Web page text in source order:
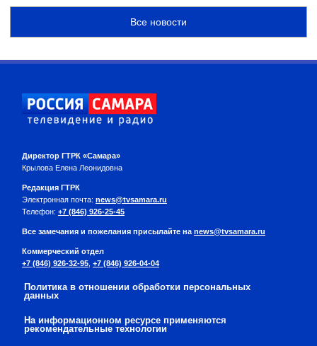
Все новости
Директор ГТРК «Самара»
Крылова Елена Леонидовна
Редакция ГТРК
Электронная почта: news@tvsamara.ru
Телефон: +7 (846) 926-25-45
Все замечания и пожелания присылайте на news@tvsamara.ru
Коммерческий отдел
+7 (846) 926-32-95 +7 (846) 926-04-04
Политика в отношении обработки персональных
данных
На информационном ресурсе применяются
рекомендательные технологии